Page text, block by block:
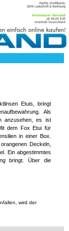
Etuis, bringt
Als
anzusehen, es ist
dem Fox Etui für
in einer Box.
Deckeln,
Ein abgestimmtes
bringt. Über die
wird der